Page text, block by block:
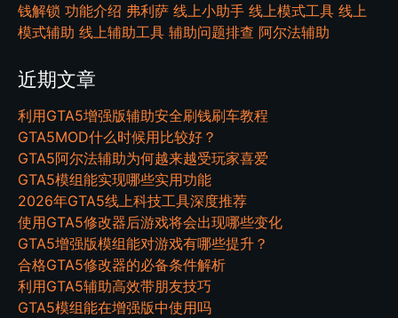
钱解锁 功能介绍 弗利萨 线上小助手 线上模式工具 线上
模式辅助 线上辅助工具 辅助问题排查 阿尔法辅助
近期文章
利用GTA5增强版辅助安全刷钱刷车教程
GTA5MOD什么时候用比较好？
GTA5阿尔法辅助为何越来越受玩家喜爱
GTA5模组能实现哪些实用功能
2026年GTA5线上科技工具深度推荐
使用GTA5修改器后游戏将会出现哪些变化
GTA5增强版模组能对游戏有哪些提升？
合格GTA5修改器的必备条件解析
利用GTA5辅助高效带朋友技巧
GTA5模组能在增强版中使用吗